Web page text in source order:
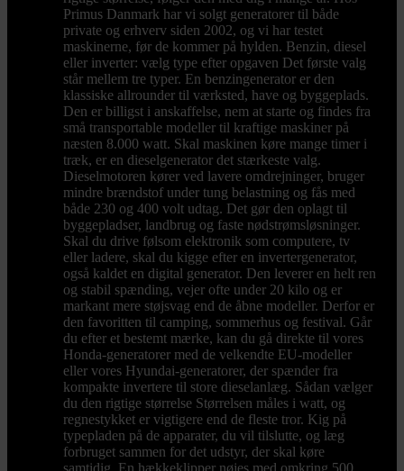
Primus Danmark har vi solgt generatorer til både
private og erhverv siden 2002, og vi har testet
maskinerne, før de kommer på hylden. Benzin, diesel
eller inverter: vælg type efter opgaven Det første valg
står mellem tre typer. En benzingenerator er den
klassiske allrounder til værksted, have og byggeplads.
Den er billigst i anskaffelse, nem at starte og findes fra
små transportable modeller til kraftige maskiner på
næsten 8.000 watt. Skal maskinen køre mange timer i
træk, er en dieselgenerator det stærkeste valg.
Dieselmotoren kører ved lavere omdrejninger, bruger
mindre brændstof under tung belastning og fås med
både 230 og 400 volt udtag. Det gør den oplagt til
byggepladser, landbrug og faste nødstrømsløsninger.
Skal du drive følsom elektronik som computere, tv
eller ladere, skal du kigge efter en invertergenerator,
også kaldet en digital generator. Den leverer en helt ren
og stabil spænding, vejer ofte under 20 kilo og er
markant mere støjsvag end de åbne modeller. Derfor er
den favoritten til camping, sommerhus og festival. Går
du efter et bestemt mærke, kan du gå direkte til vores
Honda-generatorer med de velkendte EU-modeller
eller vores Hyundai-generatorer, der spænder fra
kompakte invertere til store dieselanlæg. Sådan vælger
du den rigtige størrelse Størrelsen måles i watt, og
regnestykket er vigtigere end de fleste tror. Kig på
typepladen på de apparater, du vil tilslutte, og læg
forbruget sammen for det udstyr, der skal køre